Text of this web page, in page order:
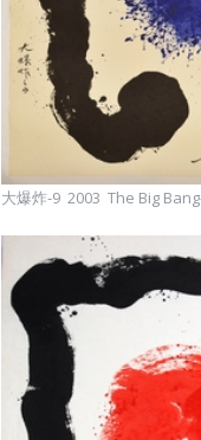
大爆炸-9 2003 The Big